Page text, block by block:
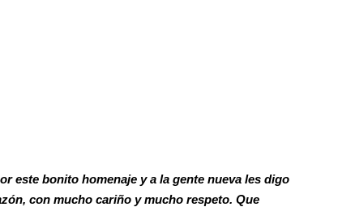
este bonito homenaje y a la gente nueva les digo
con mucho cariño y mucho respeto. Que